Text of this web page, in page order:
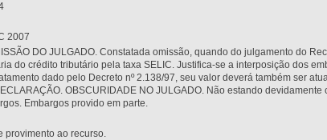
2007
DO JULGADO. Constatada omissão, quando do julgamento do
do crédito tributário pela taxa SELIC. Justifica-se a interposição dos
dado pelo Decreto nº 2.138/97, seu valor deverá também ser
OBSCURIDADE NO JULGADO. Não estando
Embargos provido em parte.
provimento ao recurso.